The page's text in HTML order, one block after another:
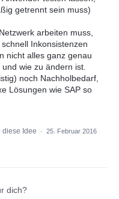
getrennt sein muss)
arbeiten muss,
Inkonsistenzen
nicht alles ganz genau
wie zu ändern ist.
noch Nachholbedarf,
Lösungen wie SAP so
diese Idee · 25. Februar 2016
dich?